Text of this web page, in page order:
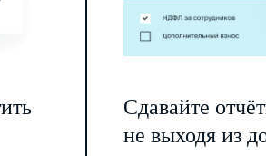
Сдавайте
не выходя из